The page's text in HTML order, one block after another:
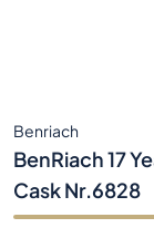
Benriach
BenRiach 17
Cask Nr.6828